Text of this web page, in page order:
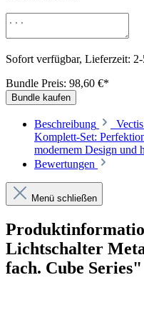
Sofort verfügbar, Lieferzeit: 2-
Bundle Preis: 98,60 €*
Bundle kaufen
Beschreibung
Komplett-Set:
modernem Design und
Bewertungen
Menü schließen
Lichtschalter
fach. Cube Series"